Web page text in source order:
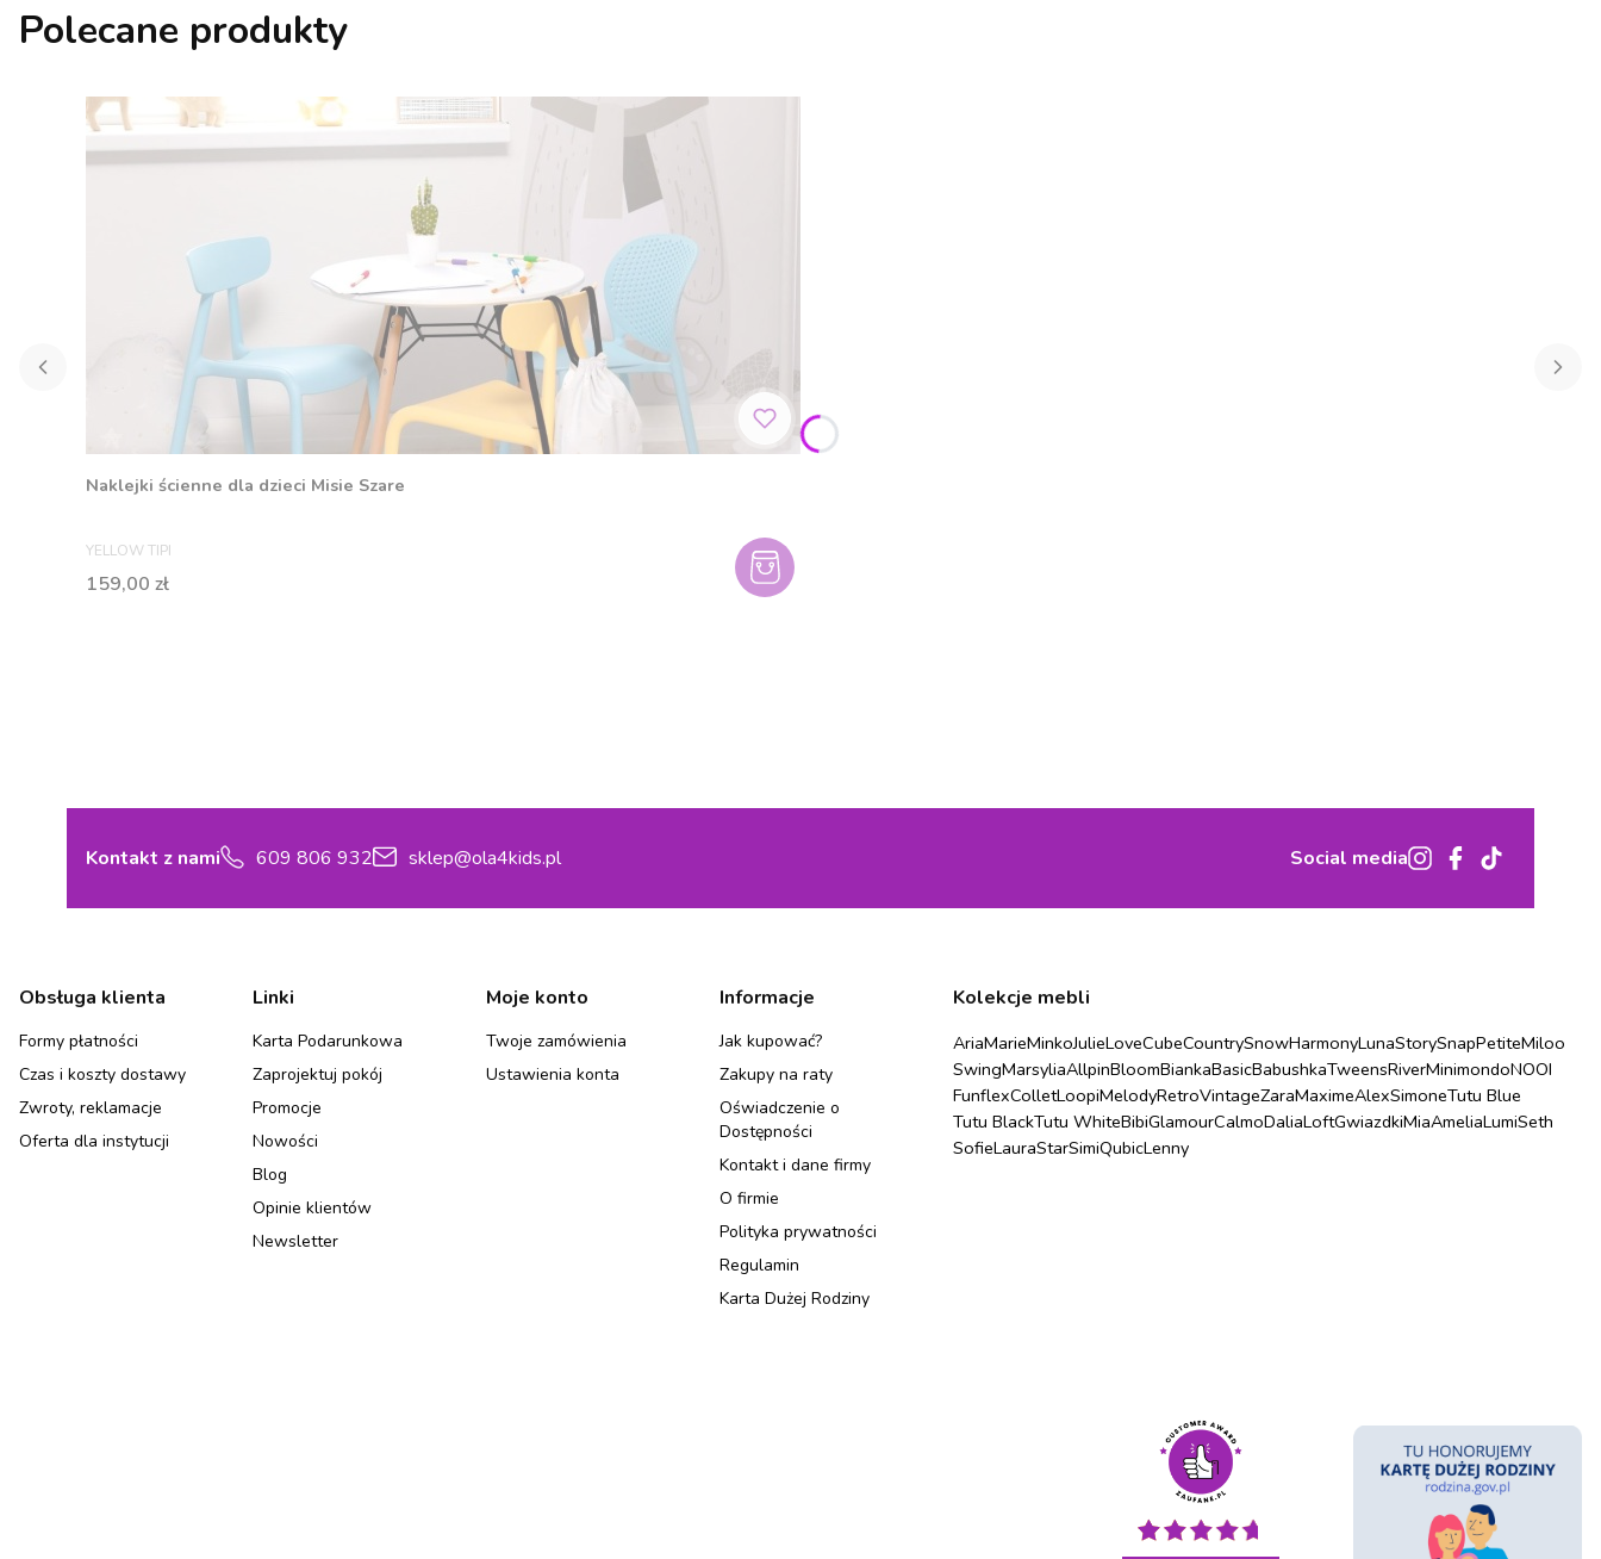
Polecane produkty
Naklejki ścienne dla dzieci Misie Szare
PRODUCENT
YELLOW TIPI
Cena
159,00 zł
Kontakt z nami 609 806 932 sklep@ola4kids.pl Social media
Linki w stopce
Obsługa klienta
Formy płatności
Czas i koszty dostawy
Zwroty, reklamacje
Oferta dla instytucji
Linki
Karta Podarunkowa
Zaprojektuj pokój
Promocje
Nowości
Blog
Opinie klientów
Newsletter
Moje konto
Twoje zamówienia
Ustawienia konta
Informacje
Jak kupować?
Zakupy na raty
Oświadczenie o
Dostępności
Kontakt i dane firmy
O firmie
Polityka prywatności
Regulamin
Karta Dużej Rodziny
Kolekcje mebli
AriaMarieMinkoJulieLoveCubeCountrySnowHarmonyLunaStorySnapPetiteMiloo
SwingMarsyliaAllpinBloomBiankaBasicBabushkaTweensRiverMinimondoNOOI
FunflexColletLoopiMelodyRetroVintageZaraMaximeAlexSimoneTutu Blue
Tutu BlackTutu WhiteBibiGlamourCalmoDaliaLoftGwiazdkiMiaAmeliaLumiSeth
SofieLauraStarSimiQubicLenny